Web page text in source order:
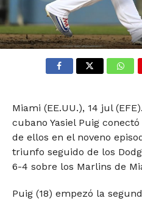
Miami (EE.UU.), 14 jul
cubano Yasiel Puig
de ellos en el noveno
triunfo seguido de los
6-4 sobre los Marlins de
Puig (18) empezó la